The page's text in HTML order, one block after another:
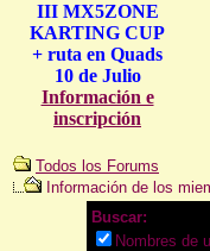
III MX5ZONE
KARTING CUP
+ ruta en Quads
10 de Julio
Información e
inscripción
Todos los Forums
Información de los
Buscar:
Nombres de